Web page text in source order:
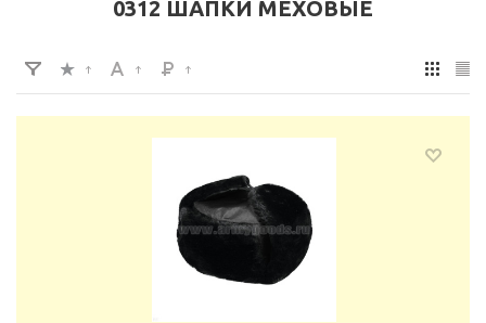
0312 ШАПКИ МЕХОВЫЕ